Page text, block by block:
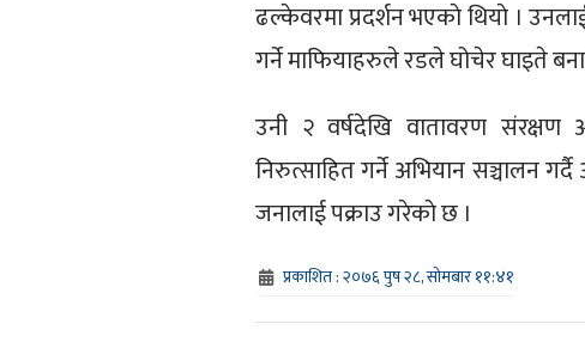
ढल्केवरमा प्रदर्शन भएकाे थियाे ।
गर्ने माफियाहरुले रडले घोचेर घाइते
उनी २ वर्षदेखि वातावरण
निरुत्साहित गर्ने अभियान सञ्चालन
जनालाई पक्राउ गरेकाे छ ।
प्रकाशित : २०७६ पुष २८, सोमबार ११:४१